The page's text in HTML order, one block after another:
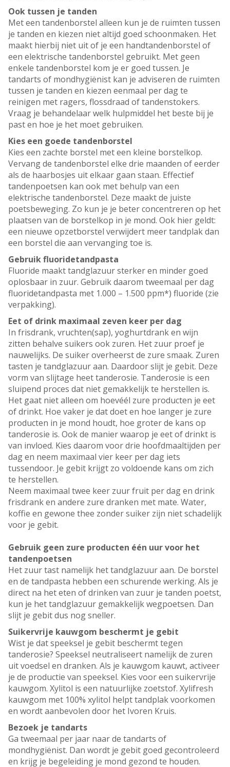
Ook tussen je tanden
Met een tandenborstel alleen kun je de ruimten tussen
je tanden en kiezen niet altijd goed schoonmaken. Het
maakt hierbij niet uit of je een handtandenborstel of
een elektrische tandenborstel gebruikt. Met geen
enkele tandenborstel kom je er goed tussen. Je
tandarts of mondhygiënist kan je adviseren de ruimten
tussen je tanden en kiezen eenmaal per dag te
reinigen met ragers, flossdraad of tandenstokers.
Vraag je behandelaar welk hulpmiddel het beste bij je
past en hoe je het moet gebruiken.
Kies een goede tandenborstel
Kies een zachte borstel met een kleine borstelkop.
Vervang de tandenborstel elke drie maanden of eerder
als de haarbosjes uit elkaar gaan staan. Effectief
tandenpoetsen kan ook met behulp van een
elektrische tandenborstel. Deze maakt de juiste
poetsbeweging. Zo kun je je beter concentreren op het
plaatsen van de borstelkop in je mond. Ook hier geldt:
een nieuwe opzetborstel verwijdert meer tandplak dan
een borstel die aan vervanging toe is.
Gebruik fluoridetandpasta
Fluoride maakt tandglazuur sterker en minder goed
oplosbaar in zuur. Gebruik daarom tweemaal per dag
fluoridetandpasta met 1.000 – 1.500 ppm*) fluoride (zie
verpakking).
Eet of drink maximaal zeven keer per dag
In frisdrank, vruchten(sap), yoghurtdrank en wijn
zitten behalve suikers ook zuren. Het zuur proef je
nauwelijks. De suiker overheerst de zure smaak. Zuren
tasten je tandglazuur aan. Daardoor slijt je gebit. Deze
vorm van slijtage heet tanderosie. Tanderosie is een
sluipend proces dat niet gemakkelijk te herstellen is.
Het gaat niet alleen om hoevéél zure producten je eet
of drinkt. Hoe vaker je dat doet en hoe langer je zure
producten in je mond houdt, hoe groter de kans op
tanderosie is. Ook de manier waarop je eet of drinkt is
van invloed. Kies daarom voor drie hoofdmaaltijden per
dag en neem maximaal vier keer per dag iets
tussendoor. Je gebit krijgt zo voldoende kans om zich
te herstellen.
Neem maximaal twee keer zuur fruit per dag en drink
frisdrank en andere zure dranken met mate. Water,
koffie en gewone thee zonder suiker zijn niet schadelijk
voor je gebit.
Gebruik geen zure producten één uur voor het
tandenpoetsen
Het zuur tast namelijk het tandglazuur aan. De borstel
en de tandpasta hebben een schurende werking. Als je
direct na het eten of drinken van zuur je tanden poetst,
kun je het tandglazuur gemakkelijk wegpoetsen. Dan
slijt je gebit dus nog sneller.
Suikervrije kauwgom beschermt je gebit
Wist je dat speeksel je gebit beschermt tegen
tanderosie? Speeksel neutraliseert namelijk de zuren
uit voedsel en dranken. Als je kauwgom kauwt, activeer
je de productie van speeksel. Kies voor een suikervrije
kauwgom. Xylitol is een natuurlijke zoetstof. Xylifresh
kauwgom met 100% xylitol helpt tandplak voorkomen
en wordt aanbevolen door het Ivoren Kruis.
Bezoek je tandarts
Ga tweemaal per jaar naar de tandarts of
mondhygiënist. Dan wordt je gebit goed gecontroleerd
en krijg je begeleiding je mond gezond te houden.